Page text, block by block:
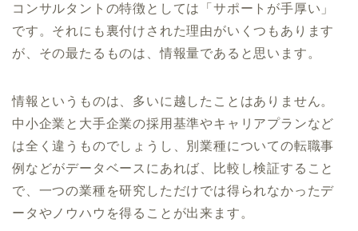
コンサルタントの特徴としては「サポートが手厚い」
です。それにも裏付けされた理由がいくつもあります
が、その最たるものは、情報量であると思います。
情報というものは、多いに越したことはありません。
中小企業と大手企業の採用基準やキャリアプランなど
は全く違うものでしょうし、別業種についての転職事
例などがデータベースにあれば、比較し検証すること
で、一つの業種を研究しただけでは得られなかったデ
ータやノウハウを得ることが出来ます。